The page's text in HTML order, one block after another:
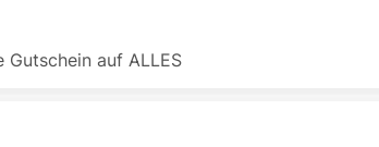
Gutschein auf ALLES